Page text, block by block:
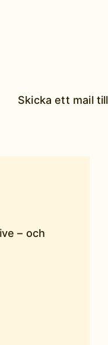
Skicka ett mail till
– och